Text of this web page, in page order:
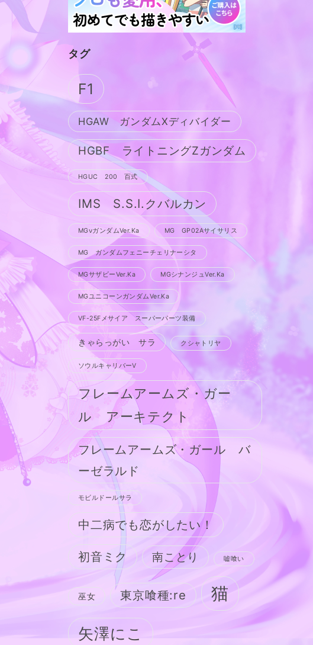
タグ
F1
HGAW ガンダムXディバイダー
HGBF ライトニングZガンダム
HGUC 200 百式
IMS S.S.I.クバルカン
MGνガンダムVer.Ka MG GP02Aサイサリス
MG ガンダムフェニーチェリナーシタ
MGサザビーVer.Ka MGシナンジュVer.Ka
MGユニコーンガンダムVer.Ka
VF-25Fメサイア スーパーパーツ装備
きゃらっがい サラ クシャトリヤ
ソウルキャリバーV
フレームアームズ・ガー
ル アーキテクト
フレームアームズ・ガール バ
ーゼラルド
モビルドールサラ
中二病でも恋がしたい！
初音ミク 南ことり 嘘喰い
巫女 東京喰種:re 猫
矢澤にこ